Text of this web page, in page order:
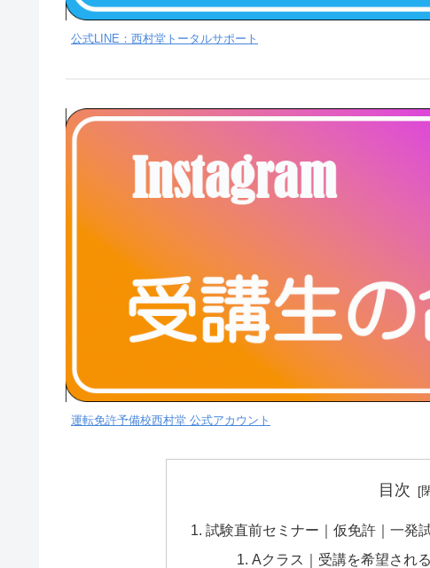
公式LINE：西村堂トータルサポート
運転免許予備校西村堂 公式アカウント
目次
試験直前セミナー｜仮免許｜一発
Aクラス｜受講を希望され